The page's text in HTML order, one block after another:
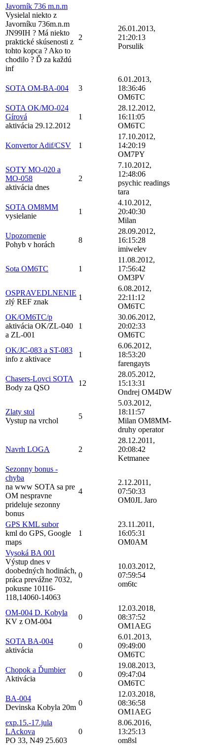
Javorník 736 m.n.m
Vysielal niekto z
Javorníku 736m.n.m
JN99IH ? Má niekto
praktické skúsenosti z
tohto kopca ? Ako to
chodilo ? Ď za každú
inf
2
26.01.2013,
21:20:13
Porsulik
SOTA OM-BA-004 3
6.01.2013,
18:36:46
OM6TC
SOTA OK/MO-024
Gírová
aktivácia 29.12.2012
1
28.12.2012,
16:11:05
OM6TC
Konvertor Adif/CSV 1
17.10.2012,
14:20:19
OM7PY
SOTY MO-020 a
MO-058
aktivácia dnes
2
7.10.2012,
12:48:06
psychic readings
tara
SOTA OM8MM
vysielanie
1
4.10.2012,
20:40:30
Milan
Upozornenie
Pohyb v horách
8
28.09.2012,
16:15:28
imiwelev
Sota OM6TC 1
11.08.2012,
17:56:42
OM3PV
OSPRAVEDLNENIE
zlý REF znak
1
6.08.2012,
22:11:12
OM6TC
OK/OM6TC/p
aktivácia OK/ZL-040
a ZL-001
1
30.06.2012,
20:02:33
OM6TC
OK/JC-083 a ST-083
info z aktivace
1
6.06.2012,
18:53:20
farengayts
Chasers-Lovci SOTA
Body za QSO
12
28.05.2012,
15:13:31
Ondrej OM4DW
Zlaty stol
Vystup na vrchol
5
5.03.2012,
18:11:57
Milan OM8MM-
druhy operator
Navrh LOGA 2
28.12.2011,
20:08:42
Ketmanee
Sezonny bonus -
chyba
na www SOTA sa pre
OM nespravne
prideluje sezonny
bonus
4
2.12.2011,
07:50:33
OM0JL Jaro
GPS KML subor
kml do GPS, Google
maps
1
23.11.2011,
16:05:31
OM0AM
Vysoká BA 001
Výstup dnes v
doobedných hodinách,
práca prevážne 7032,
pokusne 10116-
118,14060-14063
0
10.03.2012,
07:59:54
om6tc
OM-004 D. Kobyla
KV z OM-004
0
12.03.2018,
08:37:52
OM1AEG
SOTA BA-004
aktivácia
0
6.01.2013,
09:49:00
OM6TC
Chopok a Ďumbier
Aktivácia
0
19.08.2013,
09:47:04
OM6TC
BA-004
Devinska Kobyla 20m
0
12.03.2018,
08:36:58
OM1AEG
exp.15.-17.jula
LAckova
PO 33, N49 25.603
0
8.06.2016,
13:25:13
om8sl